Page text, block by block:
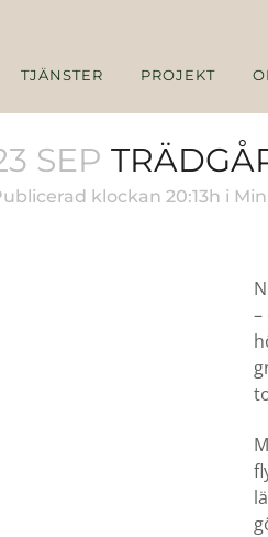
TJÄNSTER PROJEKT
SEP
klockan 20:13h i